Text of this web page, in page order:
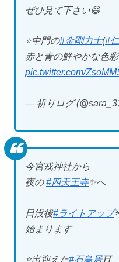
ぜひ見て下さい😃
⭐️中門の#金剛力士(#
赤と青の鮮やかな色
pic.twitter.com/
— 祈りログ
今宮戎神社から
夜の#四天王寺✨へ
日没後#ライトアップ
始まります
⭐️出迎えた#石鳥居⛩